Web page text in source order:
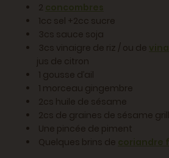
2 concombres
1cc sel +2cc sucre
3cs sauce soja
3cs vinaigre de riz / ou de
jus de citron
1 gousse d’ail
1 morceau gingembre
2cs huile de sésame
2cs de graines de sésame
Une pincée de piment
Quelques brins de coriandre